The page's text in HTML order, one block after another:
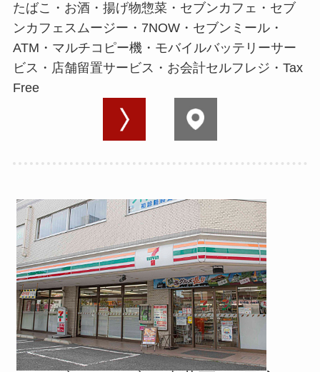
たばこ・お酒・揚げ物惣菜・セブンカフェ・セブ
ンカフェスムージー・7NOW・セブンミール・
ATM・マルチコピー機・モバイルバッテリーサー
ビス・店舗留置サービス・お会計セルフレジ・Tax
Free